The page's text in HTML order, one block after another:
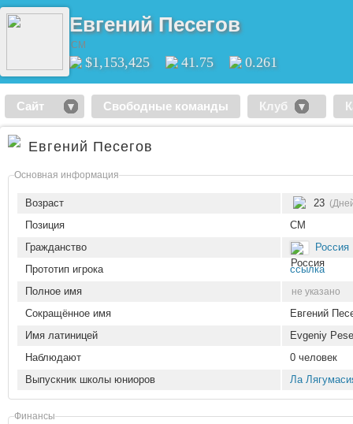
Евгений Песегов
CM
$1,153,425 41.75 0.261
Сайт Свободные команды Клуб
Евгений Песегов
Основная информация
Возраст 23
Позиция
CM
Гражданство
Россия
Прототип игрока
ссылка
Полное имя
не указано
Сокращённое имя
Евгений
Имя латиницей
Evgeniy
Наблюдают
0 человек
Выпускник школы юниоров
Ла
Финансы